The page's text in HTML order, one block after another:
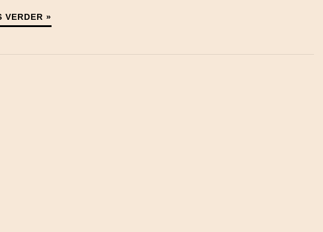
VERDER »